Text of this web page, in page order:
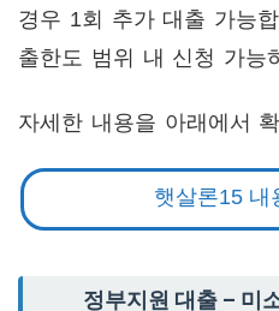
경우 1회 추가 대출 가능
출한도 범위 내 신청 가능
자세한 내용을 아래에서
햇살론15 내
정부지원 대출 – 미